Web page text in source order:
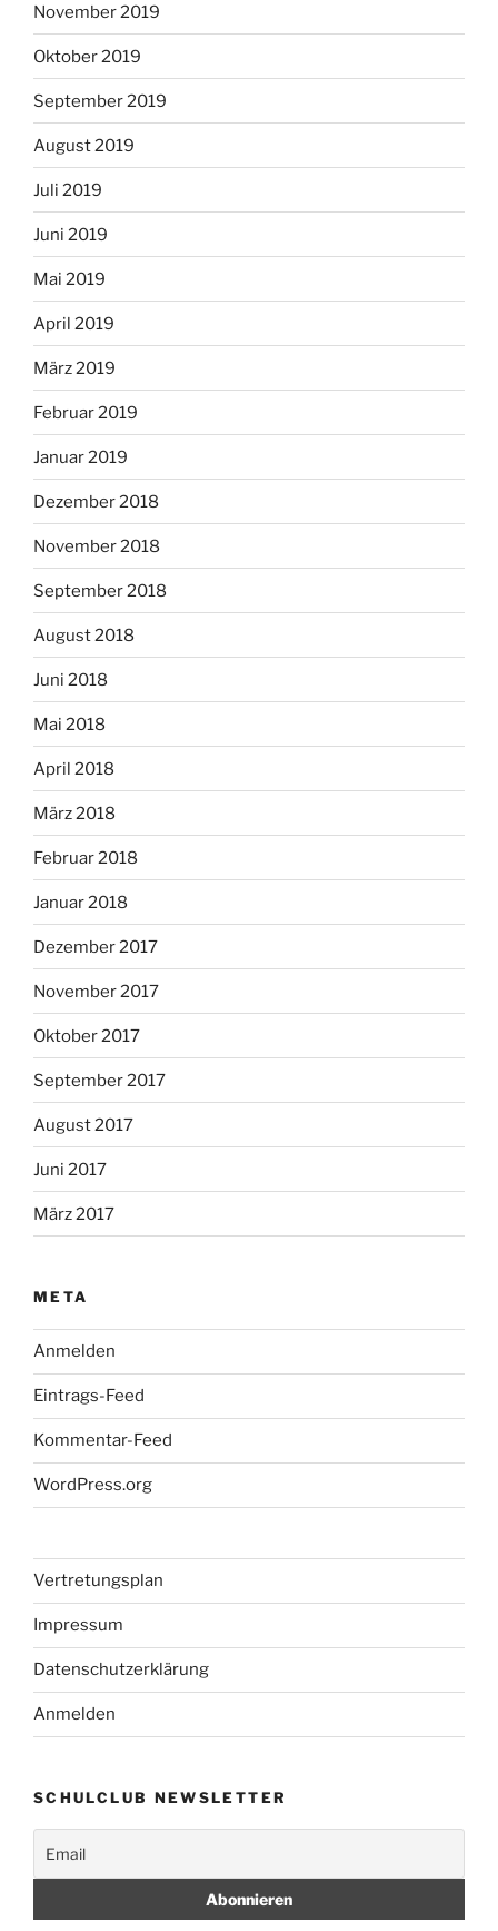
November 2019
Oktober 2019
September 2019
August 2019
Juli 2019
Juni 2019
Mai 2019
April 2019
März 2019
Februar 2019
Januar 2019
Dezember 2018
November 2018
September 2018
August 2018
Juni 2018
Mai 2018
April 2018
März 2018
Februar 2018
Januar 2018
Dezember 2017
November 2017
Oktober 2017
September 2017
August 2017
Juni 2017
März 2017
META
Anmelden
Eintrags-Feed
Kommentar-Feed
WordPress.org
Vertretungsplan
Impressum
Datenschutzerklärung
Anmelden
SCHULCLUB NEWSLETTER